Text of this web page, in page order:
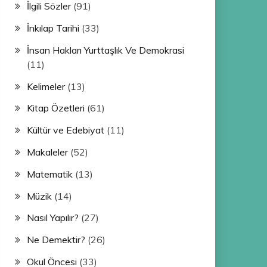
İlgili Sözler(91)
İnkılap Tarihi (33)
İnsan Hakları Yurttaşlık Ve Demokrasi
(11)
Kelimeler(13)
Kitap Özetleri (61)
Kültür ve Edebiyat(11)
Makaleler(52)
Matematik(13)
Müzik(14)
Nasıl Yapılır? (27)
Ne Demektir? (26)
Okul Öncesi (33)